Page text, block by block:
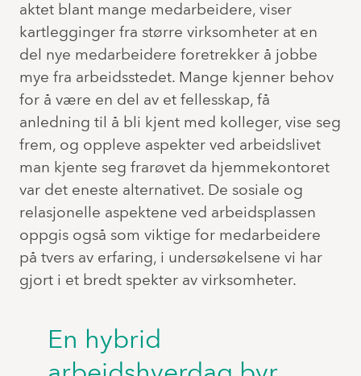
aktet blant mange medarbeidere, viser
kartlegginger fra større virksomheter at en
del nye medarbeidere foretrekker å jobbe
mye fra arbeidsstedet. Mange kjenner behov
for å være en del av et fellesskap, få
anledning til å bli kjent med kolleger, vise seg
frem, og oppleve aspekter ved arbeidslivet
man kjente seg frarøvet da hjemmekontoret
var det eneste alternativet. De sosiale og
relasjonelle aspektene ved arbeidsplassen
oppgis også som viktige for medarbeidere
på tvers av erfaring, i undersøkelsene vi har
gjort i et bredt spekter av virksomheter.
En hybrid